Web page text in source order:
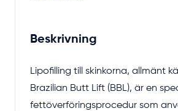
Beskrivning
Lipofilling till skinkorna, allmänt
Brazilian Butt Lift (BBL), är en
fettöverföringsprocedur som